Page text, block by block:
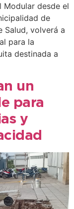
desde el
de
Salud, volverá a
para la
destinada a
un
para
y